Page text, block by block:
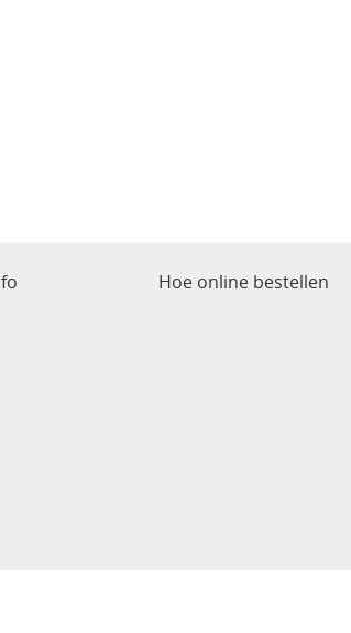
Hoe online bestellen